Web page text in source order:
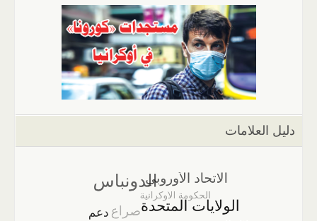
دليل العلامات